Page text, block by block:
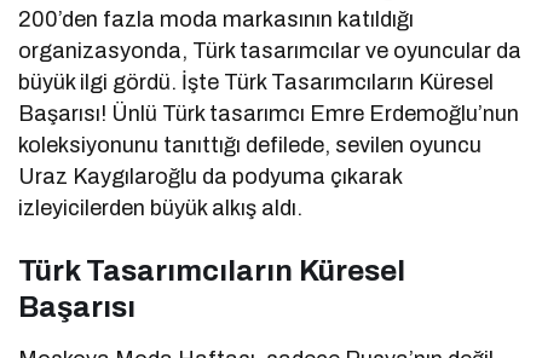
200’den fazla moda markasının katıldığı
organizasyonda, Türk tasarımcılar ve oyuncular da
büyük ilgi gördü. İşte Türk Tasarımcıların Küresel
Başarısı! Ünlü Türk tasarımcı Emre Erdemoğlu’nun
koleksiyonunu tanıttığı defilede, sevilen oyuncu
Uraz Kaygılaroğlu da podyuma çıkarak
izleyicilerden büyük alkış aldı.
Türk Tasarımcıların Küresel
Başarısı